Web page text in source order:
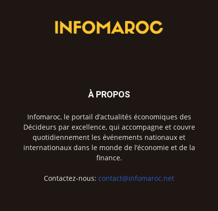
À PROPOS
Infomaroc, le portail d’actualités économiques des
Décideurs par excellence, qui accompagne et couvre
quotidiennement les événements nationaux et
internationaux dans le monde de l’économie et de la
finance.
Contactez-nous: contact@infomaroc.net